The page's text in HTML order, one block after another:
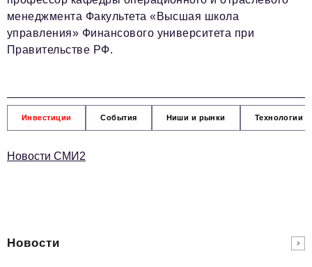
менеджмента Факультета «Высшая школа
управления» Финансового университета при
Правительстве РФ.
Инвестиции События Ниши и рынки Технологии
Новости СМИ2
Новости